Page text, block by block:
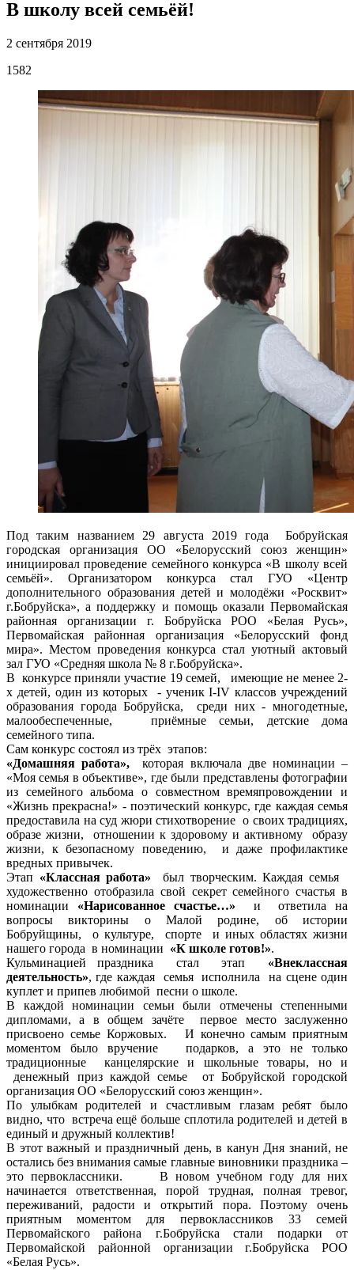
В школу всей семьёй!
2 сентября 2019
1582
Под таким названием 29 августа 2019 года Бобруйская
городская организация ОО «Белорусский союз женщин»
инициировал проведение семейного конкурса «В школу всей
семьёй». Организатором конкурса стал ГУО «Центр
дополнительного образования детей и молодёжи «Росквит»
г.Бобруйска», а поддержку и помощь оказали Первомайская
районная организации г. Бобруйска РОО «Белая Русь»,
Первомайская районная организация «Белорусский фонд
мира». Местом проведения конкурса стал уютный актовый
зал ГУО «Средняя школа № 8 г.Бобруйска».
В конкурсе приняли участие 19 семей, имеющие не менее 2-
х детей, один из которых - ученик I-IV классов учреждений
образования города Бобруйска, среди них - многодетные,
малообеспеченные, приёмные семьи, детские дома
семейного типа.
Сам конкурс состоял из трёх этапов:
«Домашняя работа», которая включала две номинации –
«Моя семья в объективе», где были представлены фотографии
из семейного альбома о совместном времяпровождении и
«Жизнь прекрасна!» - поэтический конкурс, где каждая семья
предоставила на суд жюри стихотворение о своих традициях,
образе жизни, отношении к здоровому и активному образу
жизни, к безопасному поведению, и даже профилактике
вредных привычек.
Этап «Классная работа» был творческим. Каждая семья
художественно отобразила свой секрет семейного счастья в
номинации «Нарисованное счастье…» и ответила на
вопросы викторины о Малой родине, об истории
Бобруйщины, о культуре, спорте и иных областях жизни
нашего города в номинации «К школе готов!».
Кульминацией праздника стал этап «Внеклассная
деятельность», где каждая семья исполнила на сцене один
куплет и припев любимой песни о школе.
В каждой номинации семьи были отмечены степенными
дипломами, а в общем зачёте первое место заслуженно
присвоено семье Коржовых. И конечно самым приятным
моментом было вручение подарков, а это не только
традиционные канцелярские и школьные товары, но и
денежный приз каждой семье от Бобруйской городской
организация ОО «Белорусский союз женщин».
По улыбкам родителей и счастливым глазам ребят было
видно, что встреча ещё больше сплотила родителей и детей в
единый и дружный коллектив!
В этот важный и праздничный день, в канун Дня знаний, не
остались без внимания самые главные виновники праздника –
это первоклассники. В новом учебном году для них
начинается ответственная, порой трудная, полная тревог,
переживаний, радости и открытий пора. Поэтому очень
приятным моментом для первоклассников 33 семей
Первомайского района г.Бобруйска стали подарки от
Первомайской районной организации г.Бобруйска РОО
«Белая Русь».